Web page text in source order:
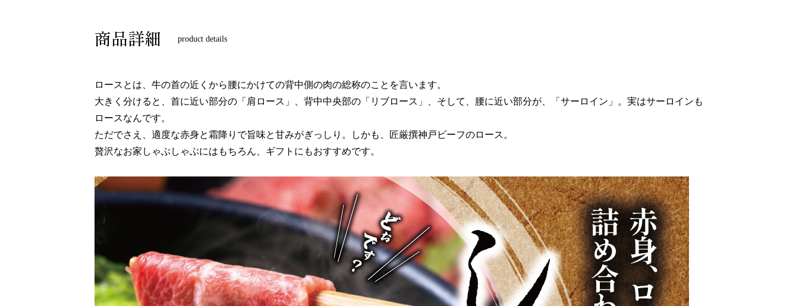
商品詳細 product details
ロースとは、牛の首の近くから腰にかけての背中側の肉の総称のことを言います。
大きく分けると、首に近い部分の「肩ロース」、背中中央部の「リブロース」、そして、腰に近い部分が、「サーロイン」。実はサーロインも
ロースなんです。
ただでさえ、適度な赤身と霜降りで旨味と甘みがぎっしり。しかも、匠厳撰神戸ビーフのロース。
贅沢なお家しゃぶしゃぶにはもちろん、ギフトにもおすすめです。